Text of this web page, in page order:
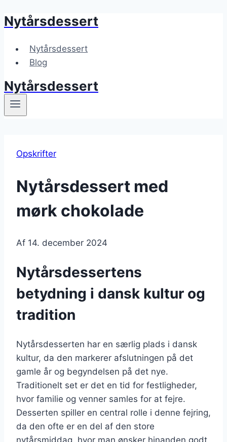
Fortsæt
indhold
Nytårsdessert
Nytårsdessert
Blog
Nytårsdessert
Opskrifter
Nytårsdessert med
mørk chokolade
Af 14. december 2024
Nytårsdessertens
betydning i dansk kultur og
tradition
Nytårsdesserten har en særlig plads i dansk
kultur, da den markerer afslutningen på det
gamle år og begyndelsen på det nye.
Traditionelt set er det en tid for festligheder,
hvor familie og venner samles for at fejre.
Desserten spiller en central rolle i denne fejring,
da den ofte er en del af den store
nytårsmiddag, hvor man ønsker hinanden godt